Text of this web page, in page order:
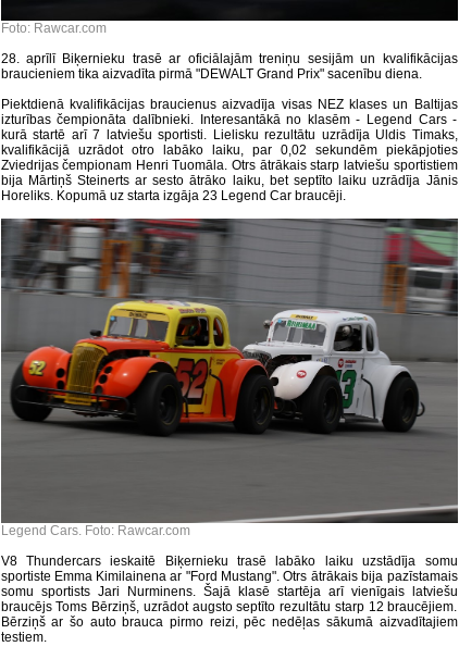
Foto: Rawcar.com
28. aprīlī Biķernieku trasē ar oficiālajām treniņu sesijām un kvalifikācijas
braucieniem tika aizvadīta pirmā "DEWALT Grand Prix" sacenību diena.
Piektdienā kvalifikācijas braucienus aizvadīja visas NEZ klases un Baltijas
izturības čempionāta dalībnieki. Interesantākā no klasēm - Legend Cars -
kurā startē arī 7 latviešu sportisti. Lielisku rezultātu uzrādīja Uldis Timaks,
kvalifikācijā uzrādot otro labāko laiku, par 0,02 sekundēm piekāpjoties
Zviedrijas čempionam Henri Tuomāla. Otrs ātrākais starp latviešu sportistiem
bija Mārtiņš Steinerts ar sesto ātrāko laiku, bet septīto laiku uzrādīja Jānis
Horeliks. Kopumā uz starta izgāja 23 Legend Car braucēji.
Legend Cars. Foto: Rawcar.com
V8 Thundercars ieskaitē Biķernieku trasē labāko laiku uzstādīja somu
sportiste Emma Kimilainena ar "Ford Mustang". Otrs ātrākais bija pazīstamais
somu sportists Jari Nurminens. Šajā klasē startēja arī vienīgais latviešu
braucējs Toms Bērziņš, uzrādot augsto septīto rezultātu starp 12 braucējiem.
Bērziņš ar šo auto brauca pirmo reizi, pēc nedēļas sākumā aizvadītajiem
testiem.